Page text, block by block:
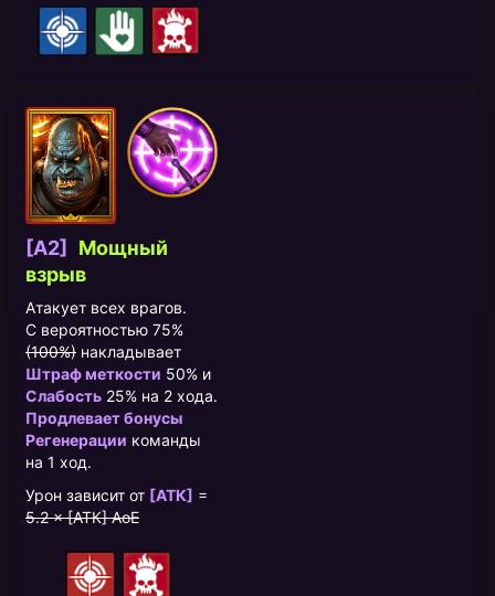
[A2] ​Мощный
взрыв
Атакует всех врагов.
С вероятностью 75%
(100%) накладывает
Штраф меткости 50% и
Слабость 25% на 2 хода.
Продлевает бонусы
Регенерации команды
на 1 ход.
Урон зависит от [АТК] =
5.2 × [АТК] AoE